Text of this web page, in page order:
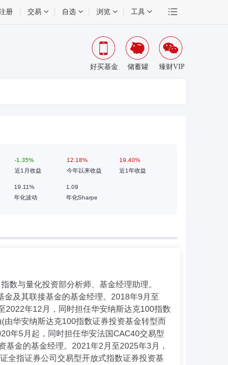
册 交易 自选 浏览 工具
好买基金 储蓄罐 臻财VIP
-1.35%
近1月收益
12.18%
今年以来收益
19.40%
近1年收益
19.11%
年化波动
1.09
年化Sharpe
数与量化投资部分析师、基金经理助理。
及其联接基金的基金经理。2018年9月至
2022年12月，同时担任华安纳斯达克100指数
华安纳斯达克100指数证券投资基金转型而
年5月起，同时担任华安法国CAC40交易型
金的基金经理。2021年2月至2025年3月，
全指证券公司交易型开放式指数证券投资基